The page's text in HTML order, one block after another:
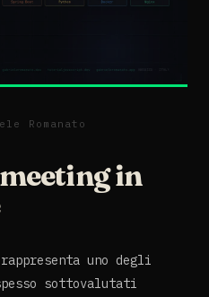
Romanato
in
uno degli
sottovalutati